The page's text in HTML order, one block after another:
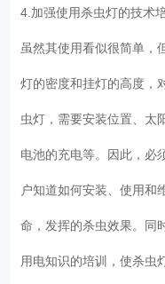
4.加强使用杀虫灯的技术
虽然其使用看似很简单，
灯的密度和挂灯的高度，
虫灯，需要安装位置、太
电池的充电等。因此，必
户知道如何安装、使用和
命，发挥的杀虫效果。同
用电知识的培训，使杀虫